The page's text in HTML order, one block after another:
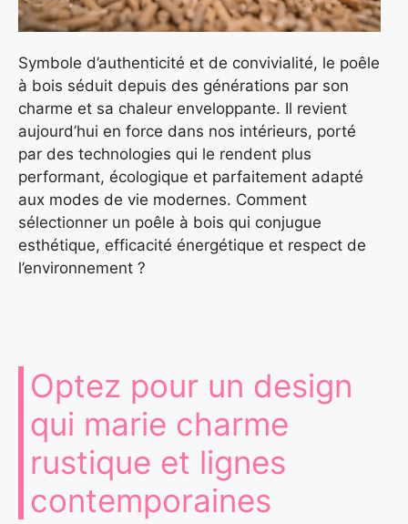
Symbole d’authenticité et de convivialité, le poêle
à bois séduit depuis des générations par son
charme et sa chaleur enveloppante. Il revient
aujourd’hui en force dans nos intérieurs, porté
par des technologies qui le rendent plus
performant, écologique et parfaitement adapté
aux modes de vie modernes. Comment
sélectionner un poêle à bois qui conjugue
esthétique, efficacité énergétique et respect de
l’environnement ?
Optez pour un design
qui marie charme
rustique et lignes
contemporaines